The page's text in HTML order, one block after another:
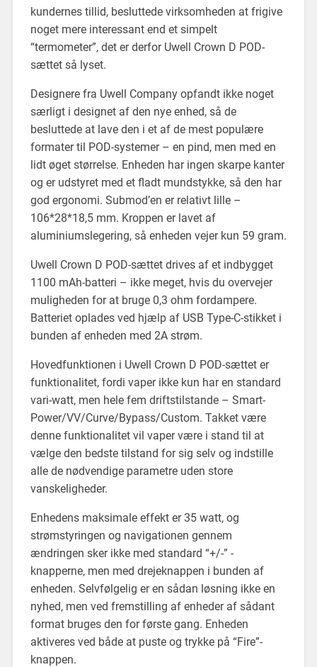
kundernes tillid, besluttede virksomheden at frigive
noget mere interessant end et simpelt
“termometer”, det er derfor Uwell Crown D POD-
sættet så lyset.
Designere fra Uwell Company opfandt ikke noget
særligt i designet af den nye enhed, så de
besluttede at lave den i et af de mest populære
formater til POD-systemer – en pind, men med en
lidt øget størrelse. Enheden har ingen skarpe kanter
og er udstyret med et fladt mundstykke, så den har
god ergonomi. Submod’en er relativt lille –
106*28*18,5 mm. Kroppen er lavet af
aluminiumslegering, så enheden vejer kun 59 gram.
Uwell Crown D POD-sættet drives af et indbygget
1100 mAh-batteri – ikke meget, hvis du overvejer
muligheden for at bruge 0,3 ohm fordampere.
Batteriet oplades ved hjælp af USB Type-C-stikket i
bunden af enheden med 2A strøm.
Hovedfunktionen i Uwell Crown D POD-sættet er
funktionalitet, fordi vaper ikke kun har en standard
vari-watt, men hele fem driftstilstande – Smart-
Power/VV/Curve/Bypass/Custom. Takket være
denne funktionalitet vil vaper være i stand til at
vælge den bedste tilstand for sig selv og indstille
alle de nødvendige parametre uden store
vanskeligheder.
Enhedens maksimale effekt er 35 watt, og
strømstyringen og navigationen gennem
ændringen sker ikke med standard “+/-” -
knapperne, men med drejeknappen i bunden af
enheden. Selvfølgelig er en sådan løsning ikke en
nyhed, men ved fremstilling af enheder af sådant
format bruges den for første gang. Enheden
aktiveres ved både at puste og trykke på “Fire”-
knappen.